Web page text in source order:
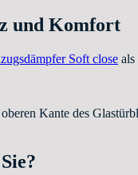
und Komfort
Soft close als
Kante des